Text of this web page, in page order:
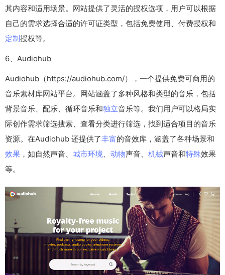
其内容和适用场景。网站提供了灵活的授权选项，用户可以根据
自己的需求选择合适的许可证类型，包括免费使用、付费授权和
定制授权等。
6、Audiohub
Audiohub（https://audiohub.com/），一个提供免费可商用的
音乐素材库网站平台。网站涵盖了多种风格和类型的音乐，包括
背景音乐、配乐、循环音乐和独立音乐等。我们用户可以格局实
际创作需求筛选搜索、查看分类进行筛选，找到适合项目的音乐
资源。在Audiohub 还提供了丰富的音效库，涵盖了各种场景和
效果 ，如自然声音、 城市环境 动物声音、 机械声音和特殊效果
等。